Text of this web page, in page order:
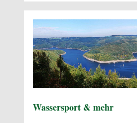
Wassersport & mehr